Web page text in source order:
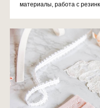
материалы, работа с